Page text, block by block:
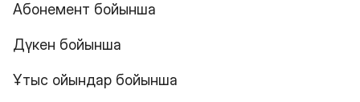
Абонемент бойынша
Дүкен бойынша
Ұтыс ойындар бойынша